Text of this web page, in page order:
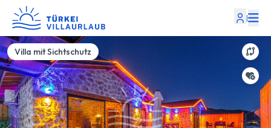
|
Villa mit Sichtschutz